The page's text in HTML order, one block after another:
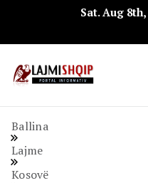
Sat. Aug 8th,
Ballina
Lajme
Kosovë